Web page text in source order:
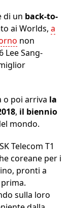
di un back-to-
ai Worlds, a
non
Lee Sang-
o poi arriva la
, il biennio
mondo.
Telecom T1
coreane per i
pronti a
sulla loro